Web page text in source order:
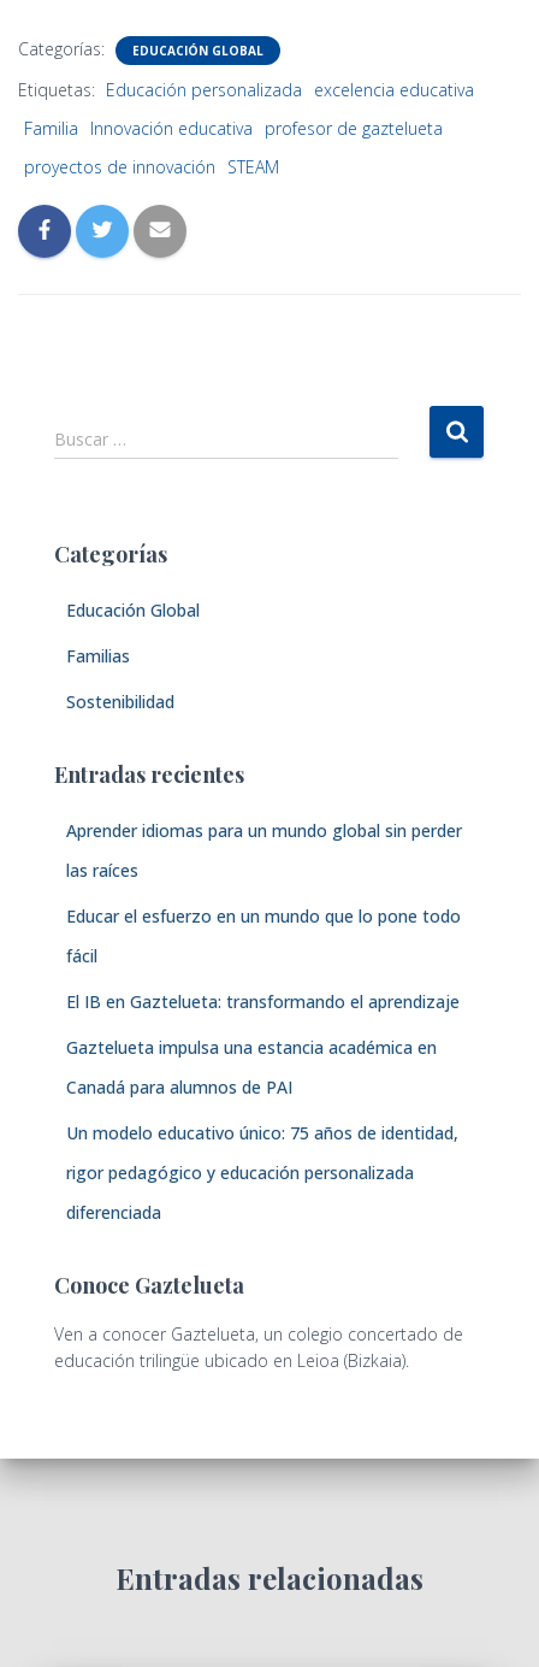
Categorías: EDUCACIÓN GLOBAL
Etiquetas: Educación personalizada
excelencia educativa
Familia
Innovación educativa
profesor de gaztelueta
proyectos de innovación
STEAM
B
u
r
Buscar …
Categorías
Educación Global
Familias
Sostenibilidad
Entradas recientes
Aprender idiomas para un mundo global sin perder
las raíces
Educar el esfuerzo en un mundo que lo pone todo
fácil
El IB en Gaztelueta: transformando el aprendizaje
Gaztelueta impulsa una estancia académica en
Canadá para alumnos de PAI
Un modelo educativo único: 75 años de identidad,
rigor pedagógico y educación personalizada
diferenciada
Conoce Gaztelueta
Ven a conocer Gaztelueta, un colegio concertado de
educación trilingüe ubicado en Leioa (Bizkaia).
Entradas relacionadas